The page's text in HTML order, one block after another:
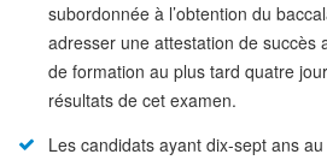
subordonnée à l’obtention du
adresser une attestation de succès
de formation au plus tard quatre
résultats de cet examen.
Les candidats ayant dix-sept ans